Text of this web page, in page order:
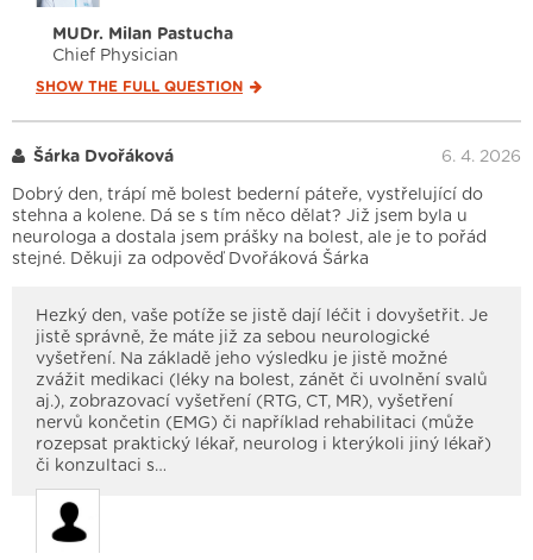
MUDr. Milan Pastucha
Chief Physician
SHOW THE FULL QUESTION
Šárka Dvořáková 6. 4. 2026
Dobrý den, trápí mě bolest bederní páteře, vystřelující do
stehna a kolene. Dá se s tím něco dělat? Již jsem byla u
neurologa a dostala jsem prášky na bolest, ale je to pořád
stejné. Děkuji za odpověď Dvořáková Šárka
Hezký den, vaše potíže se jistě dají léčit i dovyšetřit. Je
jistě správně, že máte již za sebou neurologické
vyšetření. Na základě jeho výsledku je jistě možné
zvážit medikaci (léky na bolest, zánět či uvolnění svalů
aj.), zobrazovací vyšetření (RTG, CT, MR), vyšetření
nervů končetin (EMG) či například rehabilitaci (může
rozepsat praktický lékař, neurolog i kterýkoli jiný lékař)
či konzultaci s…